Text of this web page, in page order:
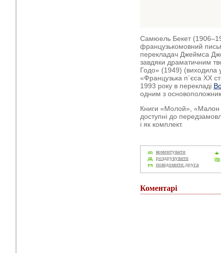
Самюель Бекет
французькомовний
перекладач Джеймса
завдяки драматичним
Годо» (1949) (виходила у
«Французька п´єса XX
1993 року в перекладі
одним з
Книги «Молой», «Малон
доступні до
і як комплект.
коментувати
роздрукувати
повідомити друга
Коментарі